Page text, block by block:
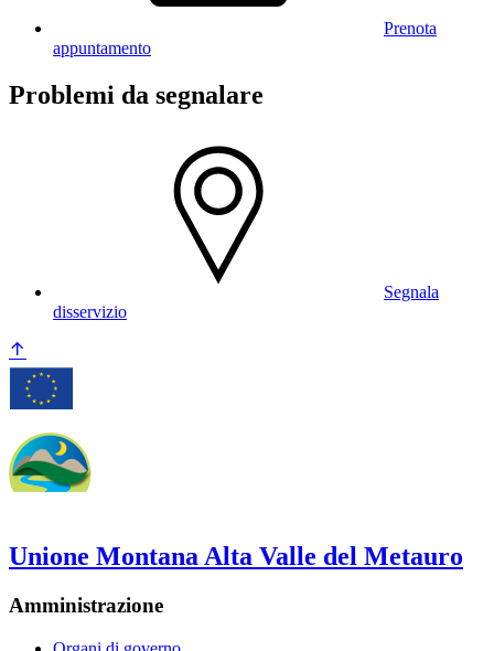
Prenota
appuntamento
Problemi da segnalare
Segnala
disservizio
Unione Montana Alta Valle del Metauro
Amministrazione